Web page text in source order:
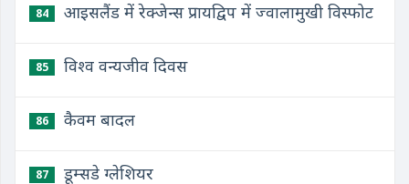
84 आइसलैंड में रेक्जेन्स प्रायद्विप में ज्वालामुखी विस्फोट
85 विश्व वन्यजीव दिवस
86 कैवम बादल
87 डूम्सडे ग्लेशियर